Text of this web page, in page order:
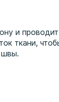
и
ткани,
швы.